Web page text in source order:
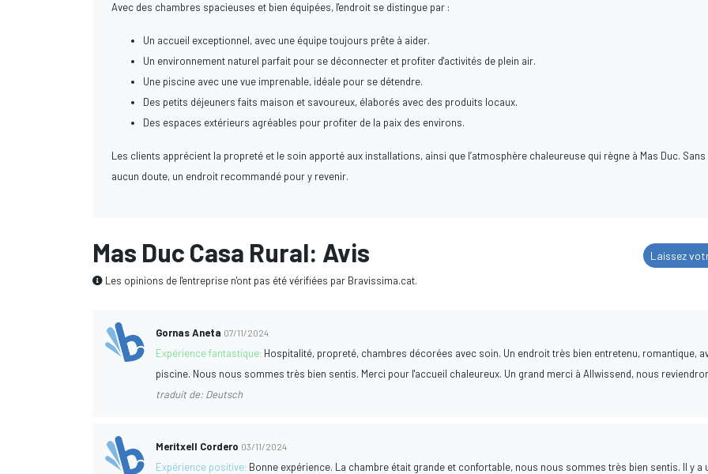
Avec des chambres spacieuses et bien équipées, l'endroit se distingue par :
Un accueil exceptionnel, avec une équipe toujours prête à aider.
Un environnement naturel parfait pour se déconnecter et profiter d'activités de plein air.
Une piscine avec une vue imprenable, idéale pour se détendre.
Des petits déjeuners faits maison et savoureux, élaborés avec des produits locaux.
Des espaces extérieurs agréables pour profiter de la paix des environs.
Les clients apprécient la propreté et le soin apporté aux installations, ainsi que l’atmosphère chaleureuse qui règne à Mas Duc. Sans
aucun doute, un endroit recommandé pour y revenir.
Mas Duc Casa Rural: Avis
Les opinions de l'entreprise n'ont pas été vérifiées par Bravissima.cat.
Laissez
Gornas Aneta 07/11/2024
Expérience fantastique: Hospitalité, propreté, chambres décorées avec soin. Un endroit très bien entretenu, romantique,
piscine. Nous nous sommes très bien sentis. Merci pour l'accueil chaleureux. Un grand merci à Allwissend, nous
traduit de: Deutsch
Meritxell Cordero 03/11/2024
Expérience positive: Bonne expérience. La chambre était grande et confortable, nous nous sommes très bien sentis. Il y a